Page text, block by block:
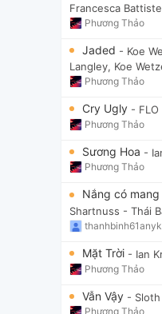
Francesca
Phương Thảo
Jaded - Koe
Langley, Koe
Phương Thảo
Cry Ugly - FLO
Phương Thảo
Sương Hoa -
Phương Thảo
Nắng có
Shartnuss - Thái
Mặt Trời - Ian
Phương Thảo
Vẫn Vậy - Sloth
Phương Thảo